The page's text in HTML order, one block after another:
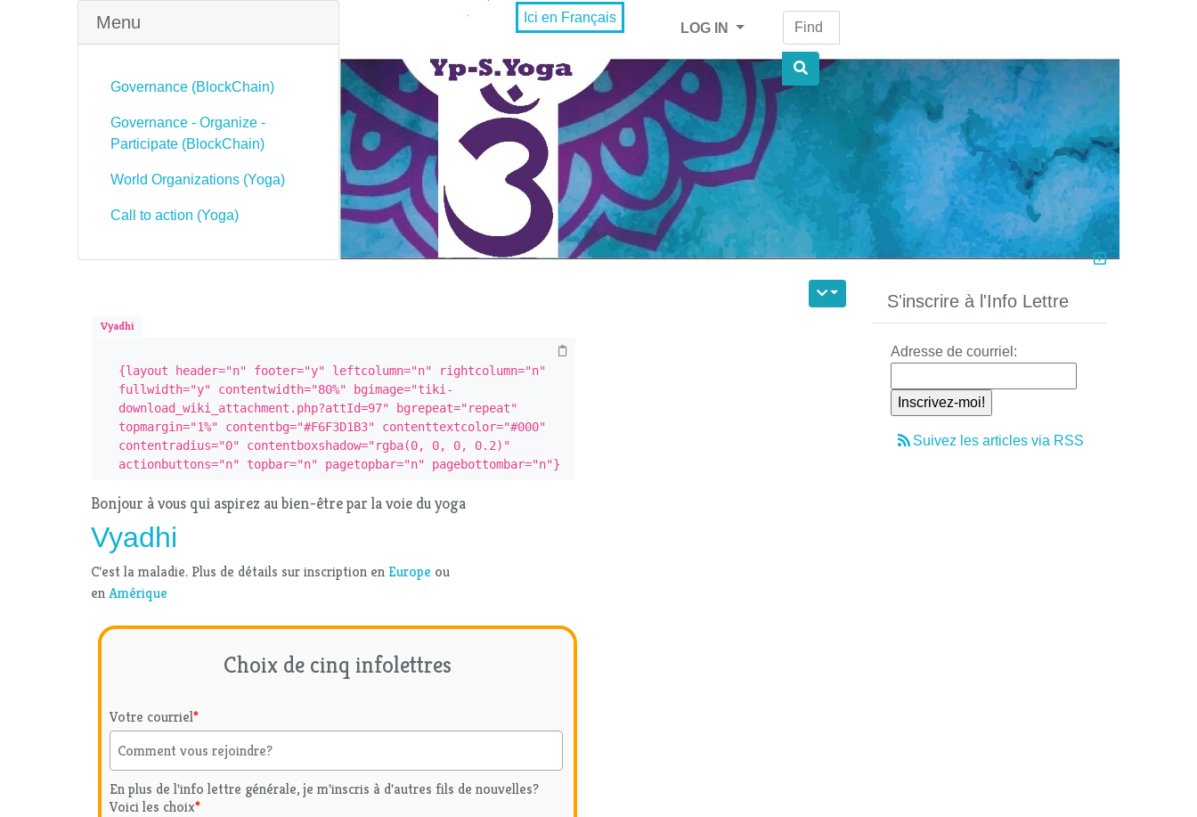
Menu
Governance (BlockChain)
Governance - Organize -
Participate (BlockChain)
World Organizations (Yoga)
Call to action (Yoga)
Ici en Français
LOG IN
Find
Vyadhi
{layout header="n" footer="y" leftcolumn="n" rightcolumn="n"
fullwidth="y" contentwidth="80%" bgimage="tiki-
download_wiki_attachment.php?attId=97" bgrepeat="repeat"
topmargin="1%" contentbg="#F6F3D1B3" contenttextcolor="#000"
contentradius="0" contentboxshadow="rgba(0, 0, 0, 0.2)"
actionbuttons="n" topbar="n" pagetopbar="n" pagebottombar="n"}
Bonjour à vous qui aspirez au bien-être par la voie du yoga
Vyadhi
C'est la maladie. Plus de détails sur inscription en Europe ou
enAmérique
Choix de cinq infolettres
Votre courriel*
En plus de l'info lettre générale, je m'inscris à d'autres fils de nouvelles?
Voici les choix*
S'inscrire à l'Info Lettre
Adresse de courriel:
Suivez les articles via RSS